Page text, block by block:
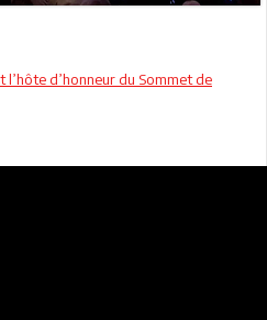
l’hôte d’honneur du Sommet de